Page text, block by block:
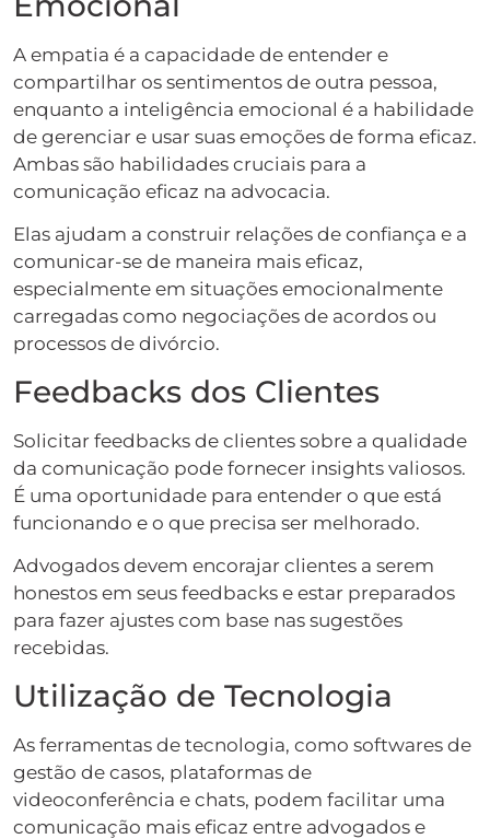
A empatia é a capacidade de entender e
compartilhar os sentimentos de outra pessoa,
enquanto a inteligência emocional é a habilidade
de gerenciar e usar suas emoções de forma eficaz.
Ambas são habilidades cruciais para a
comunicação eficaz na advocacia.
Elas ajudam a construir relações de confiança e a
comunicar-se de maneira mais eficaz,
especialmente em situações emocionalmente
carregadas como negociações de acordos ou
processos de divórcio.
Feedbacks dos Clientes
Solicitar feedbacks de clientes sobre a qualidade
da comunicação pode fornecer insights valiosos.
É uma oportunidade para entender o que está
funcionando e o que precisa ser melhorado.
Advogados devem encorajar clientes a serem
honestos em seus feedbacks e estar preparados
para fazer ajustes com base nas sugestões
recebidas.
Utilização de Tecnologia
As ferramentas de tecnologia, como softwares de
gestão de casos, plataformas de
videoconferência e chats, podem facilitar uma
comunicação mais eficaz entre advogados e